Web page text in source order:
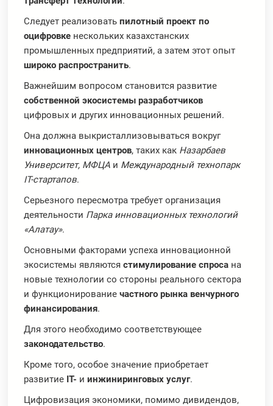
Следует реализоватьпилотный проект по
оцифровке нескольких казахстанских
промышленных предприятий, а затем этот опыт
широко распространить.
Важнейшим вопросом становится развитие
собственной экосистемы разработчиков
цифровых и других инновационных решений.
Она должна выкристаллизовываться вокруг
инновационных центров, таких как Назарбаев
Университет, МФЦА и Международный технопарк
IT-стартапов.
Серьезного пересмотра требует организация
деятельности Парка инновационных технологий
«Алатау».
Основными факторами успеха инновационной
экосистемы являютсястимулирование спроса на
новые технологии со стороны реального сектора
и функционированиечастного рынка венчурного
финансирования.
Для этого необходимо соответствующее
законодательство.
Кроме того, особое значение приобретает
развитие IT- иинжиниринговых услуг.
Цифровизация экономики, помимо дивидендов,